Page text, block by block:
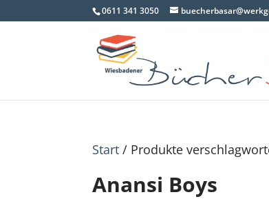
0611 341 3050
Start / Produkte
Anansi Boys